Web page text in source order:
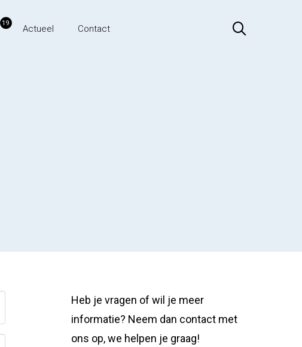
19 Actueel Contact
Heb je vragen of wil je meer
informatie? Neem dan contact met
ons op, we helpen je graag!